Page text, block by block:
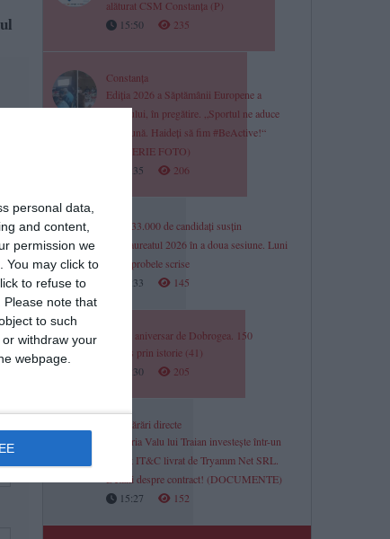
personal data,
and content,
permission we
You may click to
to refuse to
Please note that
to such
withdraw your
webpage.
alăturat CSM Constanța (P)
15:50
235
Constanța
Ediția 2026 a Săptămânii Europene a
Sportului, în pregătire. „Sportul ne aduce
împreună. Haideți să fim #BeActive!“
(GALERIE FOTO)
15:35
206
Peste 33.000 de candidați susțin
Bacalaureatul 2026 în a doua sesiune. Luni
încep probele scrise
15:33
145
Jurnal aniversar de Dobrogea. 150
La pas prin istorie (41)
15:30
205
Cumpărări directe
Primăria Valu lui Traian investește într-un
pachet IT&C livrat de Tryamm Net SRL.
Detalii despre contract! (DOCUMENTE)
15:27
152